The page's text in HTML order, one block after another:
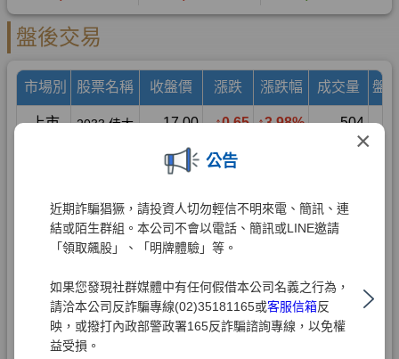
×
公告
近期詐騙猖獗，請投資人切勿輕信不明來電、簡訊、連
結或陌生群組。本公司不會以電話、簡訊或LINE邀請
「領取飆股」、「明牌體驗」等。
如果您發現社群媒體中有任何假借本公司名義之行為，
請洽本公司反詐騙專線(02)35181165或客服信箱反
映，或撥打內政部警政署165反詐騙諮詢專線，以免權
益受損。